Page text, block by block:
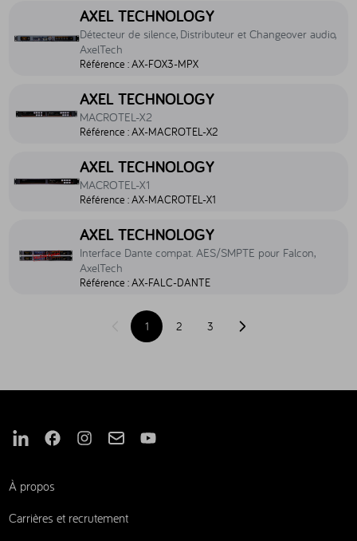
Accéder au produit Détecteur de silence, Distributeur et Changeover
AXEL TECHNOLOGY
Détecteur de silence, Distributeur et Changeover audio,
AxelTech
Référence :AX-FOX3-MPX
Accéder au produit MACROTEL-X2 - AX-MACROTEL-X2
AXEL TECHNOLOGY
MACROTEL-X2
Référence :AX-MACROTEL-X2
Accéder au produit MACROTEL-X1 - AX-MACROTEL-X1
AXEL TECHNOLOGY
MACROTEL-X1
Référence :AX-MACROTEL-X1
Accéder au produit Interface Dante compat. AES/SMPTE pour
AXEL TECHNOLOGY
Interface Dante compat. AES/SMPTE pour Falcon,
AxelTech
Référence :AX-FALC-DANTE
Page précédente
1 2 3 Page suivante
Nous suivre sur Linkedin
Nous suivre sur Facebook
Nous suivre sur Instagram
Nous suivre sur Mail
Nous suivre sur Youtube
À propos
Carrières et recrutement